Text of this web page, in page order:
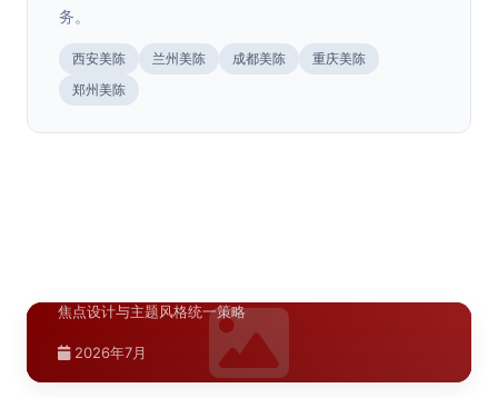
务。
西安美陈 兰州美陈 成都美陈
重庆美陈
郑州美陈
焦点设计与主题风格统一策略
2026年7月
陕西.西安
春节美陈设计：从传统元素到现代IP的6
种表达方式